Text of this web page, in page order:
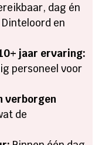
dag én
en
jaar ervaring:
personeel voor
verborgen
de